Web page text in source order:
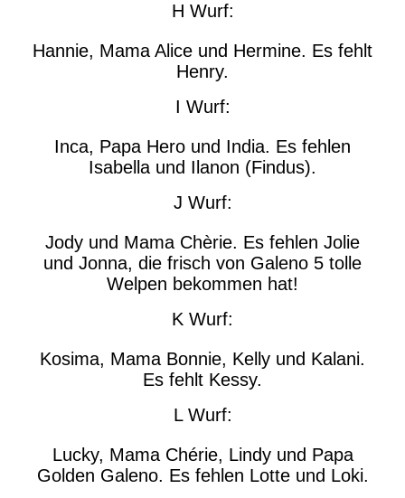
H Wurf:
Hannie, Mama Alice und Hermine. Es fehlt
Henry.
I Wurf:
Inca, Papa Hero und India. Es fehlen
Isabella und Ilanon (Findus).
J Wurf:
Jody und Mama Chèrie. Es fehlen Jolie
und Jonna, die frisch von Galeno 5 tolle
Welpen bekommen hat!
K Wurf:
Kosima, Mama Bonnie, Kelly und Kalani.
Es fehlt Kessy.
L Wurf:
Lucky, Mama Chérie, Lindy und Papa
Golden Galeno. Es fehlen Lotte und Loki.